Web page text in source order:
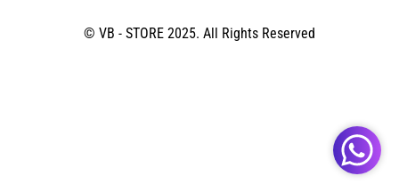
© VB - STORE 2025. All Rights Reserved